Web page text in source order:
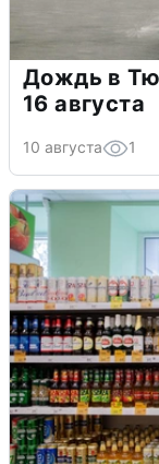
Дождь в
16 августа
10 августа 1